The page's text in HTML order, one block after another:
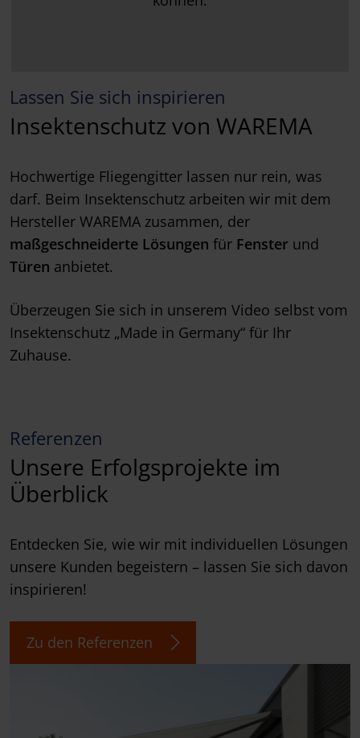
Lassen Sie sich inspirieren
Insektenschutz von WAREMA
Hochwertige Fliegengitter lassen nur rein, was
darf. Beim Insektenschutz arbeiten wir mit dem
Hersteller WAREMA zusammen, der
maßgeschneiderte Lösungen für Fenster und
Türen anbietet.
Überzeugen Sie sich in unserem Video selbst vom
Insektenschutz „Made in Germany“ für Ihr
Zuhause.
Referenzen
Unsere Erfolgsprojekte im
Überblick
Entdecken Sie, wie wir mit individuellen Lösungen
unsere Kunden begeistern – lassen Sie sich davon
inspirieren!
Zu den Referenzen